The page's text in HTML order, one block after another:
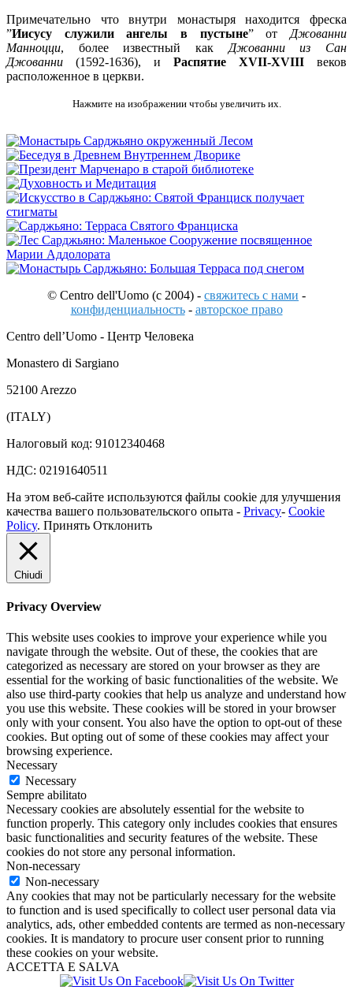
Примечательно что внутри монастыря находится фреска
”Иисусу служили ангелы в пустыне” от Джованни
Манноцци, более известный как Джованни из Сан
Джованни (1592-1636), и Распятие XVII-XVIII веков
расположенное в церкви.
Нажмите на изображении чтобы увеличить их.
© Centro dell'Uomo (c 2004) - свяжитесь с нами -
конфиденциальность- авторское право
Centro dell’Uomo - Центр Человека
Monastero di Sargiano
52100 Arezzo
(ITALY)
Налоговый код: 91012340468
НДС: 02191640511
На этом веб-сайте используются файлы cookie для улучшения
качества вашего пользовательского опыта - Privacy- Cookie
Policy. Принять Отклонить
Chiudi
Privacy Overview
This website uses cookies to improve your experience while you
navigate through the website. Out of these, the cookies that are
categorized as necessary are stored on your browser as they are
essential for the working of basic functionalities of the website. We
also use third-party cookies that help us analyze and understand how
you use this website. These cookies will be stored in your browser
only with your consent. You also have the option to opt-out of these
cookies. But opting out of some of these cookies may affect your
browsing experience.
Necessary
Necessary
Sempre abilitato
Necessary cookies are absolutely essential for the website to
function properly. This category only includes cookies that ensures
basic functionalities and security features of the website. These
cookies do not store any personal information.
Non-necessary
Non-necessary
Any cookies that may not be particularly necessary for the website
to function and is used specifically to collect user personal data via
analytics, ads, other embedded contents are termed as non-necessary
cookies. It is mandatory to procure user consent prior to running
these cookies on your website.
ACCETTA E SALVA